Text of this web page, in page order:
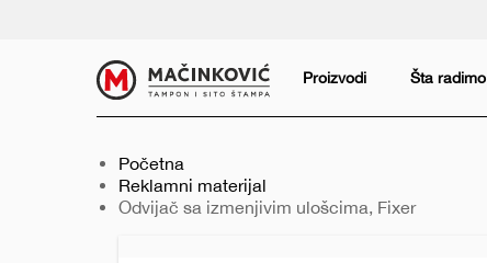
Proizvodi Šta radimo
Početna
Reklamni materijal
Trenutno:
Odvijač sa izmenjivim ulošcima, Fixer